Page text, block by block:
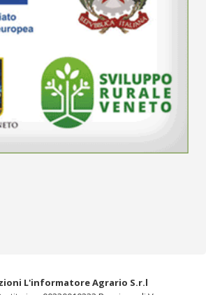
L'informatore Agrario S.r.l